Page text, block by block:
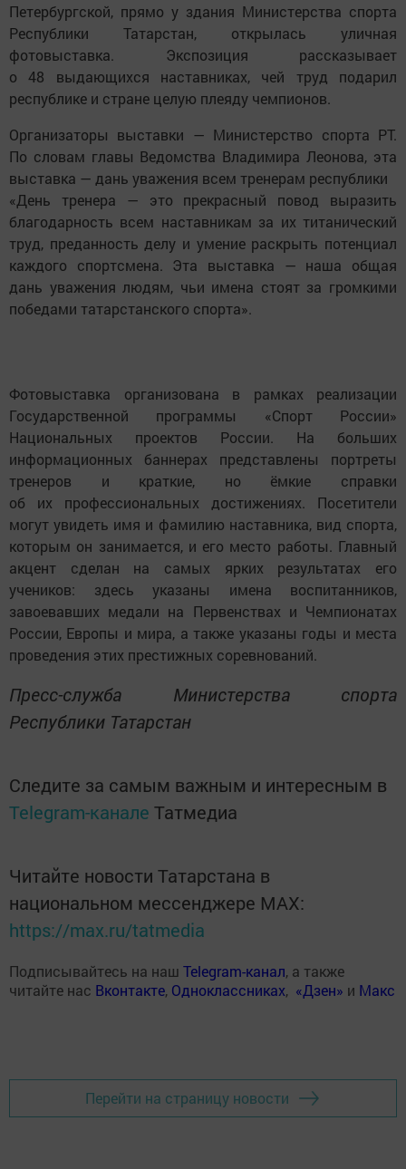
Петербургской, прямо у здания Министерства спорта
Республики Татарстан, открылась уличная
фотовыставка. Экспозиция рассказывает
о 48 выдающихся наставниках, чей труд подарил
республике и стране целую плеяду чемпионов.
Организаторы выставки — Министерство спорта РТ.
По словам главы Ведомства Владимира Леонова, эта
выставка — дань уважения всем тренерам республики
«День тренера — это прекрасный повод выразить
благодарность всем наставникам за их титанический
труд, преданность делу и умение раскрыть потенциал
каждого спортсмена. Эта выставка — наша общая
дань уважения людям, чьи имена стоят за громкими
победами татарстанского спорта».
Фотовыставка организована в рамках реализации
Государственной программы «Спорт России»
Национальных проектов России. На больших
информационных баннерах представлены портреты
тренеров и краткие, но ёмкие справки
об их профессиональных достижениях. Посетители
могут увидеть имя и фамилию наставника, вид спорта,
которым он занимается, и его место работы. Главный
акцент сделан на самых ярких результатах его
учеников: здесь указаны имена воспитанников,
завоевавших медали на Первенствах и Чемпионатах
России, Европы и мира, а также указаны годы и места
проведения этих престижных соревнований.
Пресс-служба Министерства спорта
Республики Татарстан
Следите за самым важным и интересным в
Telegram-канале Татмедиа
Читайте новости Татарстана в
национальном мессенджере MАХ:
https://max.ru/tatmedia
Подписывайтесь на наш Telegram-канал, а также
читайте нас Вконтакте, Одноклассниках, «Дзен» и Макс
Перейти на страницу новости